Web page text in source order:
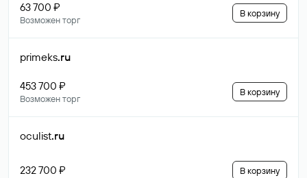
63 700 ₽
Возможен торг
В корзину
primeks.ru
453 700 ₽
Возможен торг
В корзину
oculist.ru
232 700 ₽ В корзину